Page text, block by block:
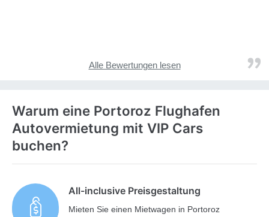
Alle Bewertungen lesen
Warum eine Portoroz Flughafen
Autovermietung mit VIP Cars
buchen?
All-inclusive Preisgestaltung
Mieten Sie einen Mietwagen in Portoroz